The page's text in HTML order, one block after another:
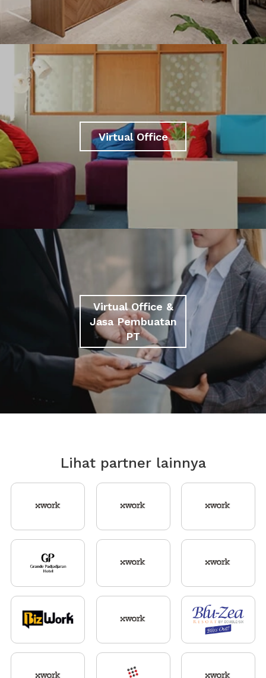
Virtual Office
Virtual Office &
Jasa Pembuatan
PT
Lihat partner lainnya